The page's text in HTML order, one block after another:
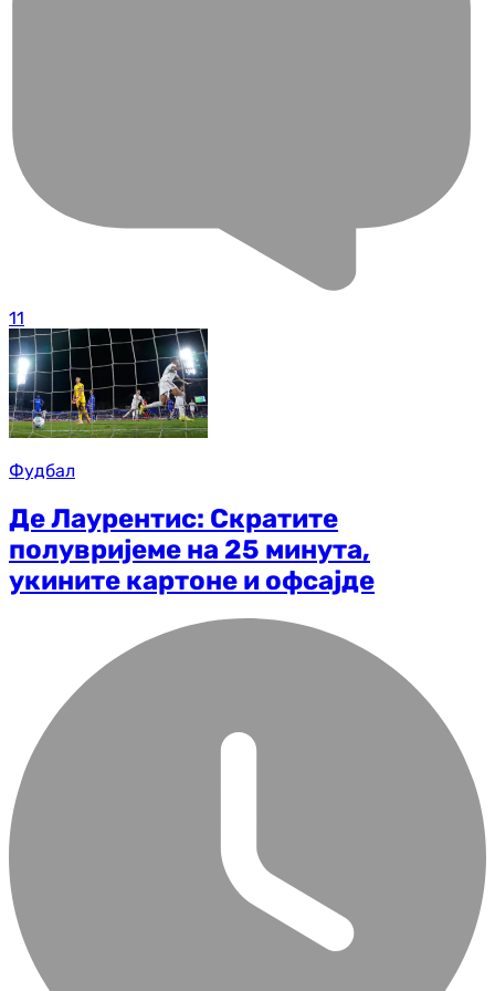
11
Фудбал
Де Лаурентис: Скратите
полувријеме на 25 минута,
укините картоне и офсајде